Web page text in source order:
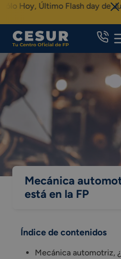
Skip
content
Último Flash day de Julio al
Mecánica
está en la FP
Índice de contenidos
Mecánica automotriz,